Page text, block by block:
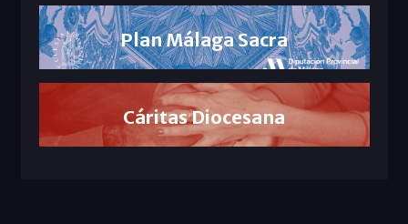
Plan Málaga Sacra
Cáritas Diocesana